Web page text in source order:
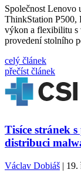
Společnost Lenovo
ThinkStation P500,
výkon a flexibilitu s
provedení stolního
celý článek
přečíst článek
Tisíce stránek
distribuci
Václav Dobiáš| 19.